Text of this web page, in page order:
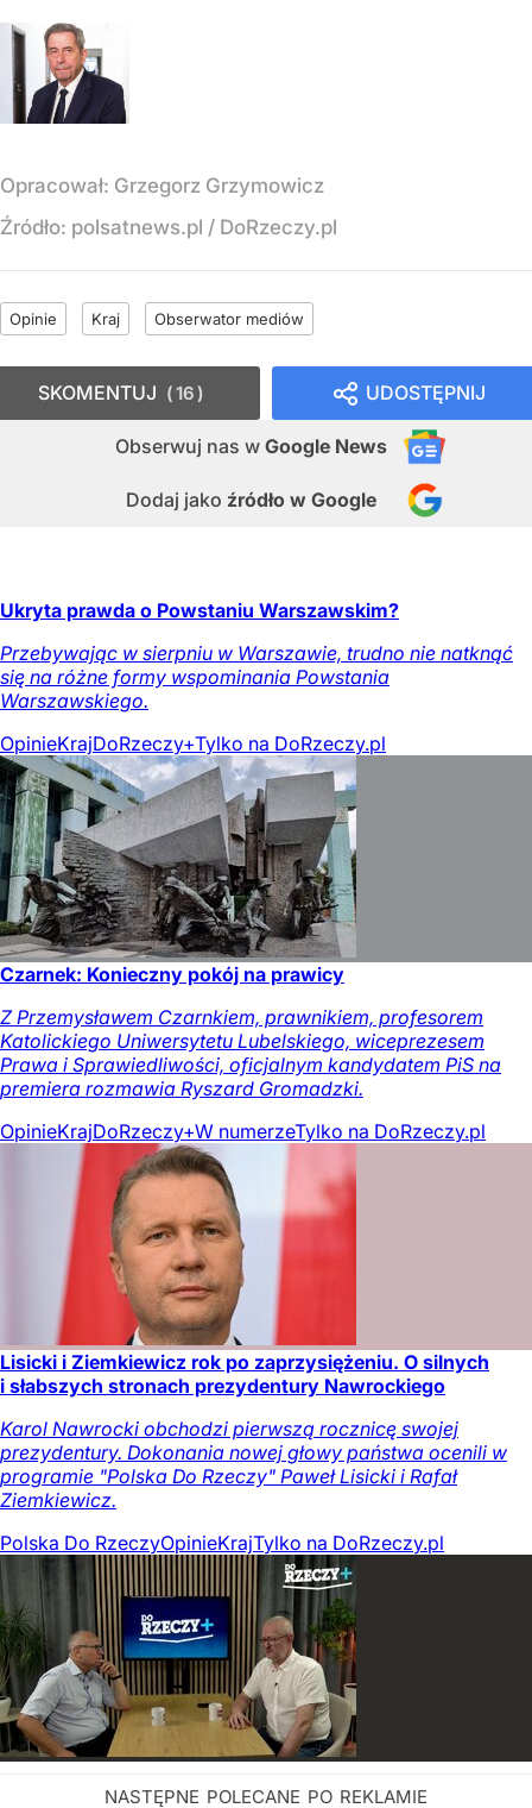
Opracował: Grzegorz Grzymowicz
Źródło: polsatnews.pl / DoRzeczy.pl
Opinie Kraj Obserwator mediów
UDOSTĘPNIJ
Obserwuj nas w Google News
Dodaj jako źródło w Google
SKOMENTUJ 16
Ukryta prawda o Powstaniu Warszawskim?
Przebywając w sierpniu w Warszawie, trudno nie natknąć
się na różne formy wspominania Powstania
Warszawskiego.
OpinieKrajDoRzeczy+Tylko na DoRzeczy.pl
Czarnek: Konieczny pokój na prawicy
Z Przemysławem Czarnkiem, prawnikiem, profesorem
Katolickiego Uniwersytetu Lubelskiego, wiceprezesem
Prawa i Sprawiedliwości, oficjalnym kandydatem PiS na
premiera rozmawia Ryszard Gromadzki.
OpinieKrajDoRzeczy+W numerzeTylko na DoRzeczy.pl
Lisicki i Ziemkiewicz rok po zaprzysiężeniu. O silnych
i słabszych stronach prezydentury Nawrockiego
Karol Nawrocki obchodzi pierwszą rocznicę swojej
prezydentury. Dokonania nowej głowy państwa ocenili w
programie "Polska Do Rzeczy" Paweł Lisicki i Rafał
Ziemkiewicz.
Polska Do RzeczyOpinieKrajTylko na DoRzeczy.pl